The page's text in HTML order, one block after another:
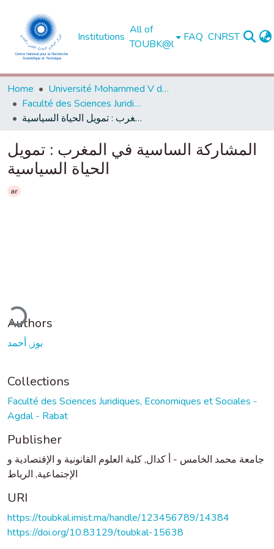
Institutions
All of
TOUBK@l
FAQ CNRST
Home
Université Mohammed V de Rabat
Faculté des Sciences Juridiques, Economiques et Sociales - Agdal - Rabat
المشاركة الساسية في المغرب : تمويل الحياة السياسية
المشاركة الساسية في المغرب : تمويل
الحياة السياسية
ar
Authors
بوز, أحمد
Collections
Faculté des Sciences Juridiques, Economiques et Sociales -
Agdal - Rabat
Publisher
جامعة محمد الخامس - أ كدال, كلية العلوم القانونية و الإقتصادية و
الإجتماعية, الرباط
URI
https://toubkal.imist.ma/handle/123456789/14384
https://doi.org/10.83129/toubkal-15638